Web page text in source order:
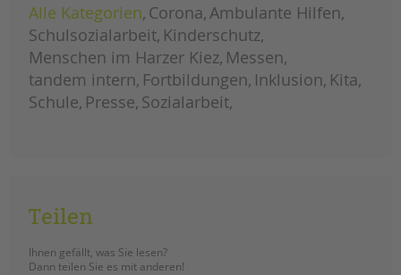
weiterlesenplastik
im
meer
–
eine
inklusive
türkeireise
Alle Kategorien Corona Ambulante Hilfen
Schulsozialarbeit Kinderschutz
Menschen im Harzer Kiez Messen
tandem intern Fortbildungen Inklusion Kita
Schule Presse Sozialarbeit
Teilen
Ihnen gefällt, was Sie lesen?
Dann teilen Sie es mit anderen!